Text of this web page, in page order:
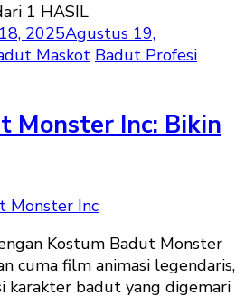
1 HASIL
2025Agustus 19,
Maskot Badut Profesi
Monster Inc: Bikin
Kostum Badut Monster
cuma film animasi legendaris,
karakter badut yang digemari